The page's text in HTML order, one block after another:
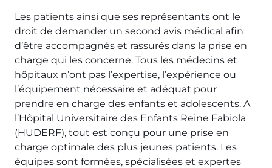
Les patients ainsi que ses représentants ont le
droit de demander un second avis médical afin
d’être accompagnés et rassurés dans la prise en
charge qui les concerne. Tous les médecins et
hôpitaux n’ont pas l’expertise, l’expérience ou
l’équipement nécessaire et adéquat pour
prendre en charge des enfants et adolescents. A
l’Hôpital Universitaire des Enfants Reine Fabiola
(HUDERF), tout est conçu pour une prise en
charge optimale des plus jeunes patients. Les
équipes sont formées, spécialisées et expertes